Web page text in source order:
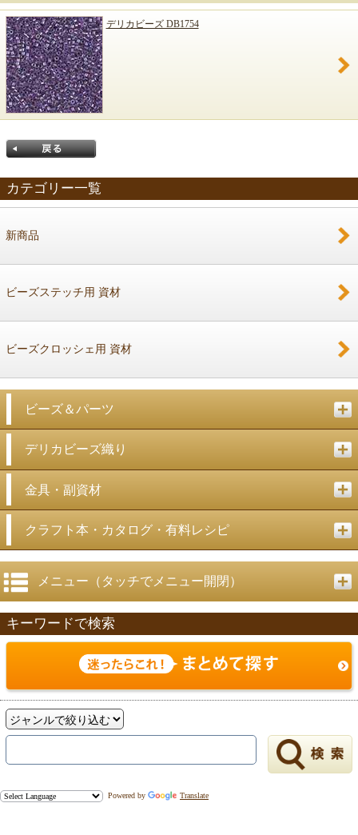
デリカビーズ DB1754
カテゴリー一覧
新商品
ビーズステッチ用 資材
ビーズクロッシェ用 資材
ビーズ＆パーツ
デリカビーズ織り
金具・副資材
クラフト本・カタログ・有料レシピ
メニュー（タッチでメニュー開閉）
キーワードで検索
Powered by Translate